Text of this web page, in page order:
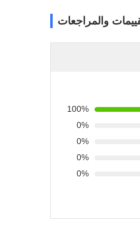
والمراجعات
100%
0%
0%
0%
0%